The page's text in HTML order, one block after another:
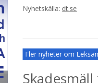
Nyhetskälla: dt.se
Fler nyheter om